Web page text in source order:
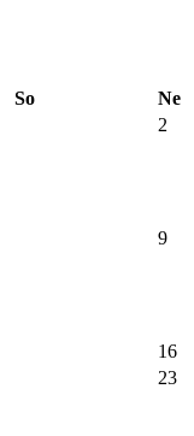
So
Ne
2
9
16
23